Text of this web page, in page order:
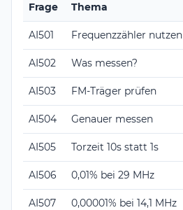
Frage Thema
AI501 Frequenzzähler nutzen
AI502 Was messen?
AI503 FM-Träger prüfen
AI504 Genauer messen
AI505 Torzeit 10s statt 1s
AI506 0,01% bei 29 MHz
AI507 0,00001% bei 14,1 MHz